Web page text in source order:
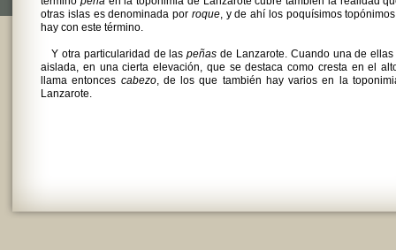
otras islas es denominada por roque, y de ahí los poquísimos
hay con este término.
Y otra particularidad de laspeñas de Lanzarote. Cuando una de ellas
aislada, en una cierta elevación, que se destaca como cresta en el
llama entonces cabezo, de los que también hay varios en la
Lanzarote.